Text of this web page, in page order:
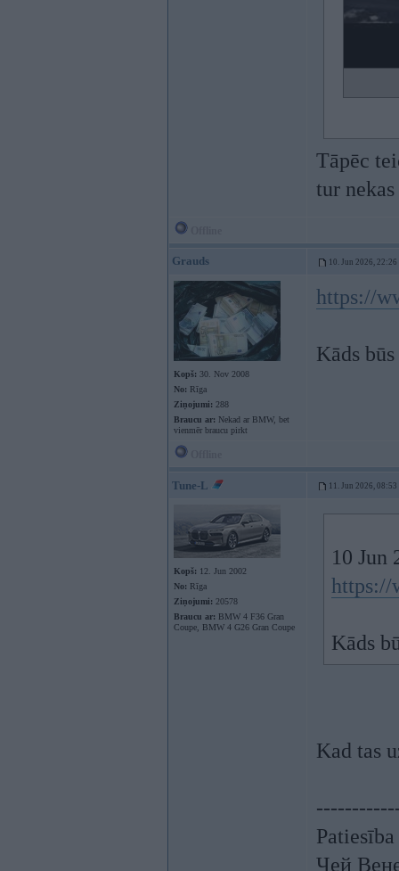
Tāpēc
tur
Grauds 10. Jun 2026, 22:26
Kopš: 30. Nov 2008
No: Rīga
Ziņojumi: 288
Braucu ar: Nekad ar BMW, bet
vienmēr braucu pirkt
https://
Kāds
Tune-L 11. Jun 2026, 08:53
Kopš: 12. Jun 2002
No: Rīga
Ziņojumi: 20578
Braucu ar: BMW 4 F36 Gran
Coupe, BMW 4 G26 Gran Coupe
10 Jun
https://
Kāds
Kad tas
Чей